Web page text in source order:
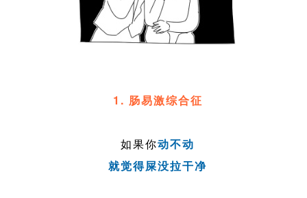
1. 肠易激综合征
如果你动不动
就觉得屎没拉干净